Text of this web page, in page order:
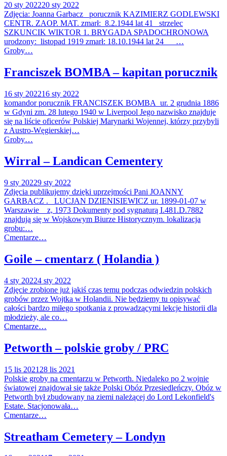
20 sty 202220 sty 2022
Zdjęcia: Joanna Garbacz porucznik KAZIMIERZ GODLEWSKI
CENTR. ZAOP. MAT. zmarł: 8.2.1944 lat 41 strzelec
SZKUNCIK WIKTOR 1. BRYGADA SPADOCHRONOWA
urodzony: listopad 1919 zmarł: 18.10.1944 lat 24 …
Groby…
Franciszek BOMBA – kapitan porucznik
16 sty 202216 sty 2022
komandor porucznik FRANCISZEK BOMBA ur. 2 grudnia 1886
w Gdyni zm. 28 lutego 1940 w Liverpool Jego nazwisko znajduje
się na liście oficerów Polskiej Marynarki Wojennej, którzy przybyli
z Austro-Węgierskiej…
Groby…
Wirral – Landican Cementery
9 sty 20229 sty 2022
Zdjęcia publikujemy dzięki uprzejmości Pani JOANNY
GARBACZ . LUCJAN DZIENISIEWICZ ur. 1899-01-07 w
Warszawie z, 1973 Dokumenty pod sygnaturą I.481.D.7882
znajdują się w Wojskowym Biurze Historycznym. lokalizacja
grobu:…
Cmentarze…
Goile – cmentarz ( Holandia )
4 sty 20224 sty 2022
Zdjęcie zrobione już jakiś czas temu podczas odwiedzin polskich
grobów przez Wojtka w Holandii. Nie będziemy tu opisywać
całości bardzo miłego spotkania z prowadzącymi lekcje historii dla
młodzieży, ale co…
Cmentarze…
Petworth – polskie groby / PRC
15 lis 2021 28 lis 2021
Polskie groby na cmentarzu w Petworth. Niedaleko po 2 wojnie
światowej znajdował się także Polski Obóz Przesiedleńczy. Obóz w
Petworth był zbudowany na ziemi należącej do Lord Lekonfield's
Estate. Stacjonowała…
Cmentarze…
Streatham Cemetery – Londyn